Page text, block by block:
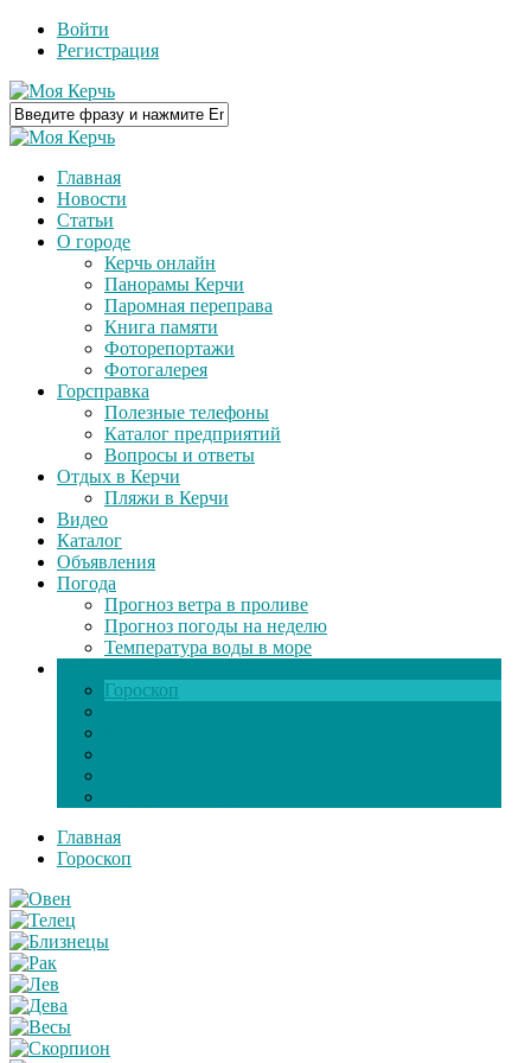
Войти
Регистрация
Главная
Новости
Статьи
О городе
Керчь онлайн
Панорамы Керчи
Паромная переправа
Книга памяти
Фоторепортажи
Фотогалерея
Горсправка
Полезные телефоны
Каталог предприятий
Вопросы и ответы
Отдых в Керчи
Пляжи в Керчи
Видео
Каталог
Объявления
Погода
Прогноз ветра в проливе
Прогноз погоды на неделю
Температура воды в море
Гороскоп
Главная
Гороскоп